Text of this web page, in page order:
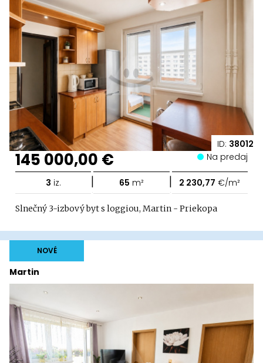
ID: 38012
145 000,00 € Na predaj
3 iz. | 65 m² | 2 230,77 €/m²
Slnečný 3-izbový byt s loggiou, Martin - Priekopa
Martin
NOVÉ